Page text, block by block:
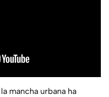
mancha urbana ha